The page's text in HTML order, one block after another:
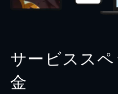
サービスス
金